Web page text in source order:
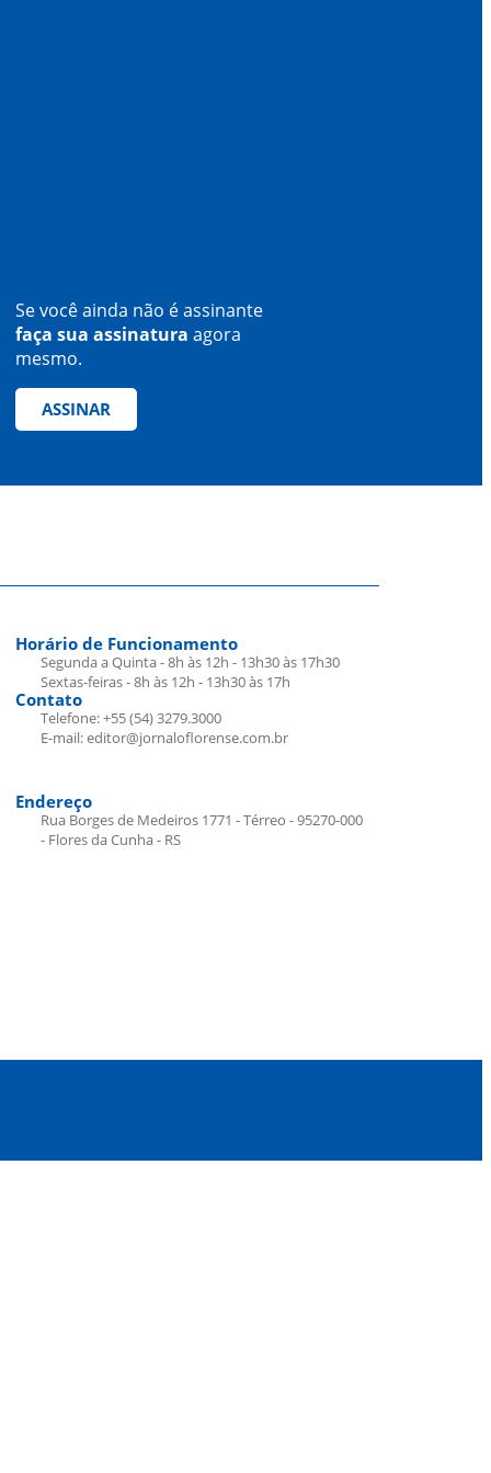
Se você ainda não é assinante
faça sua assinatura agora
mesmo.
ASSINAR
Horário de Funcionamento
Segunda a Quinta - 8h às 12h - 13h30 às 17h30
Sextas-feiras - 8h às 12h - 13h30 às 17h
Contato
Telefone: +55 (54) 3279.3000
E-mail: editor@jornaloflorense.com.br
Endereço
Rua Borges de Medeiros 1771 - Térreo - 95270-000
- Flores da Cunha - RS